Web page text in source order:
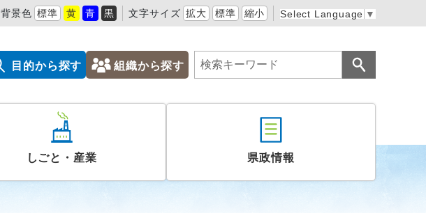
背景色 標準 黄 青 黒 文字サイズ 拡大 標準 縮小 Select Language ▼
目的から探す 組織から探す
しごと・産業 県政情報